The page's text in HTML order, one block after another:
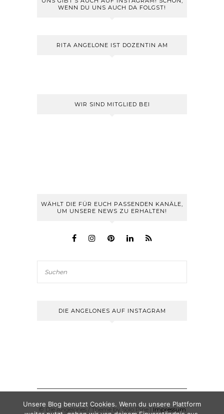
WENN DU UNS AUCH DA FOLGST!
RITA ANGELONE IST DOZENTIN AM
WIR SIND MITGLIED BEI
WÄHLT DIE FÜR EUCH PASSENDEN KANÄLE,
UM UNSERE NEWS ZU ERHALTEN!
DIE ANGELONES AUF INSTAGRAM
© Die Angelones / Theme by Solo Pine | Impressum
Unsere Blog benutzt Cookies. Wenn du unsere Plattform